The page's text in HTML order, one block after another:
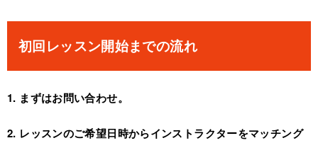
初回レッスン開始までの流れ
1. まずはお問い合わせ。
2. レッスンのご希望日時からインストラクターをマッチング